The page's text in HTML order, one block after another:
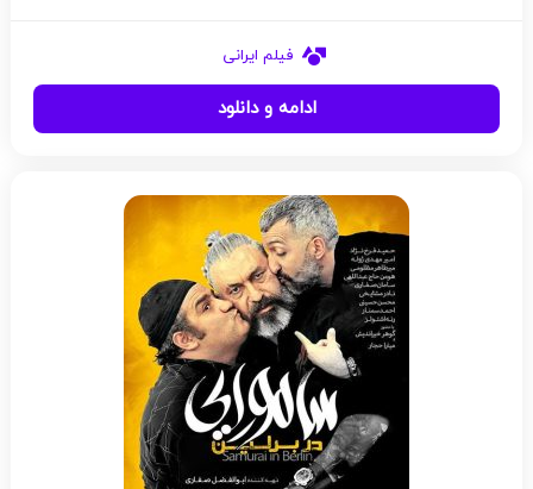
فیلم ایرانی
ادامه و دانلود